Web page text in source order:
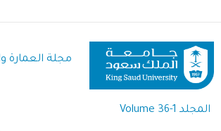
المحتوى
الرئيسي
مجلة العمارة
المجلد Volume 36-1